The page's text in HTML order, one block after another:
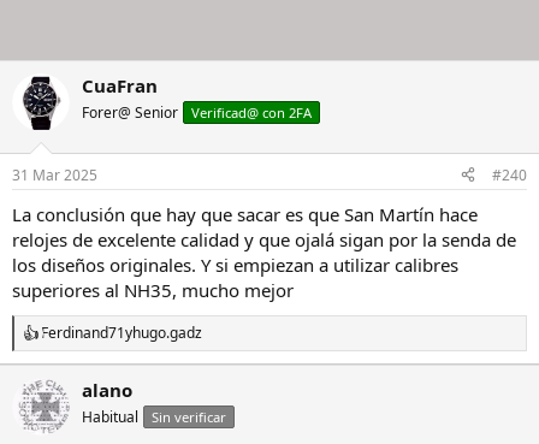
CuaFran
Forer@ Senior Verificad@ con 2FA
31 Mar 2025 #240
La conclusión que hay que sacar es que San Martín hace
relojes de excelente calidad y que ojalá sigan por la senda de
los diseños originales. Y si empiezan a utilizar calibres
superiores al NH35, mucho mejor
R
e
c
c
Ferdinand71yhugo.gadz
alano
Habitual Sin verificar